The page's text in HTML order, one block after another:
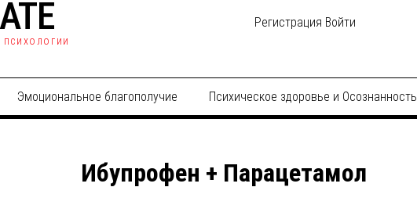
Регистрация Войти
Эмоциональное благополучие Психическое здоровье и Осознанность
Ибупрофен + Парацетамол